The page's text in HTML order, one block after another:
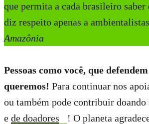
que permita a cada brasileiro
diz respeito apenas a
Amazônia
Pessoas como você, que
queremos! Para continuar nos
ou também pode contribuir doando
e de doadores ! O planeta